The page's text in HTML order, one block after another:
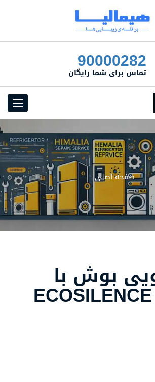
90000282
تماس برای شما رایگان
Toggle
صفحه اصلی
بوش با
فناوری ECOSILENCE